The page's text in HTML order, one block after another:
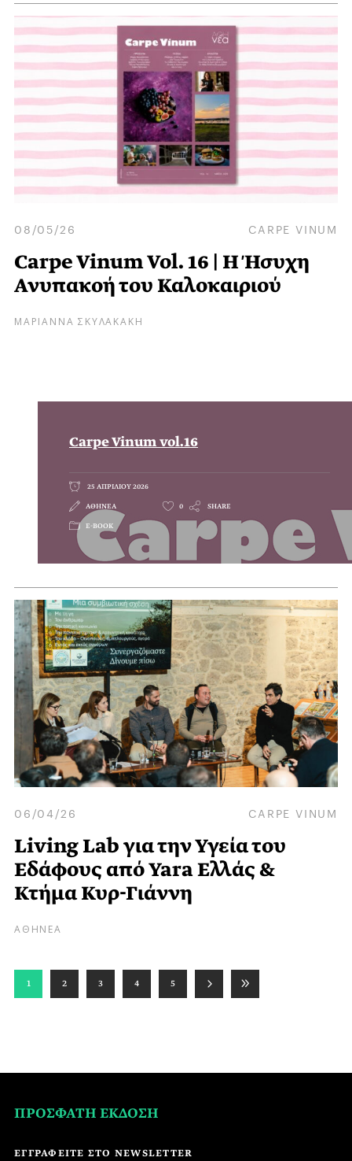
08/05/26 CARPE VINUM
Carpe Vinum Vol. 16 | Η Ήσυχη
Ανυπακοή του Καλοκαιριού
ΜΑΡΙΑΝΝΑ ΣΚΥΛΑΚΑΚΗ
Carpe Vinum vol.16
25 ΑΠΡΙΛΙΟΥ 2026
ΑΘΗΝΕΑ
E-BOOK
0 SHARE
06/04/26 CARPE VINUM
Living Lab για την Υγεία του
Εδάφους από Yara Ελλάς &
Κτήμα Κυρ-Γιάννη
ΑΘΗΝΕΑ
1 2 3 4 5
ΠΡΟΣΦΑΤΗ ΕΚΔΟΣΗ
ΕΓΓΡΑΦΕΙΤΕ ΣΤΟ NEWSLETTER